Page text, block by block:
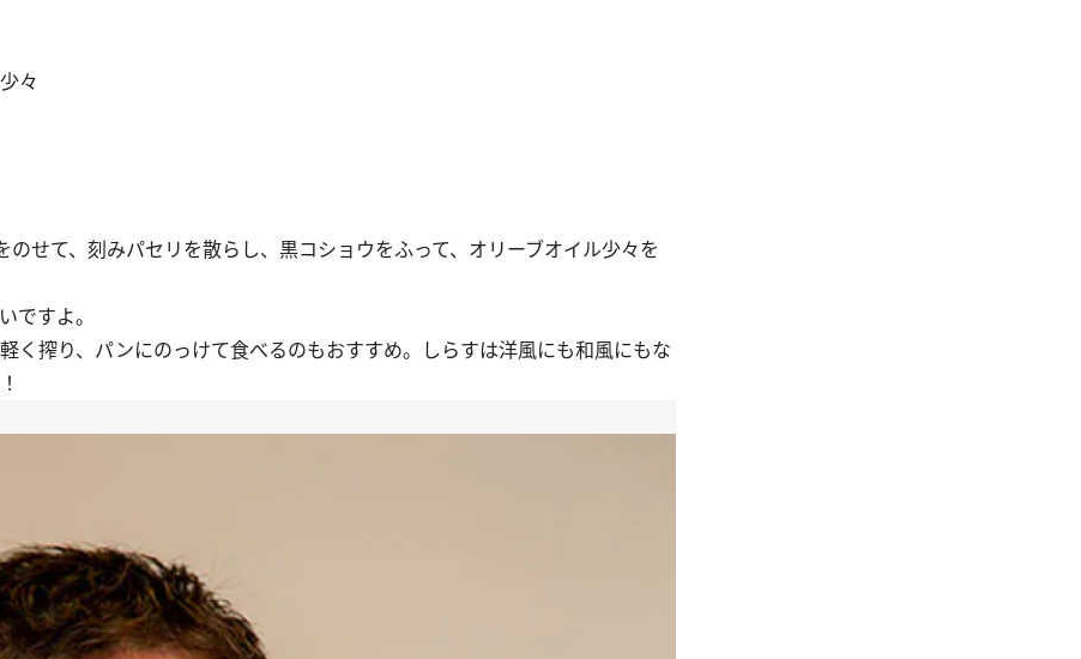
々
せて、刻みパセリを散らし、黒コショウをふって、オリーブオイル少々を
ですよ。
く搾り、パンにのっけて食べるのもおすすめ。しらすは洋風にも和風にもな